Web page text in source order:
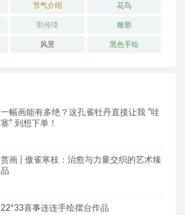
节气介绍 花鸟
郭传璋 雕塑
风景 黑色手绘
一幅画能有多绝？这孔雀牡丹直接让我 “哇
塞” 到想下单！
赏画 | 傲雀寒枝：治愈与力量交织的艺术臻
品
22*33喜事连连手绘摆台作品